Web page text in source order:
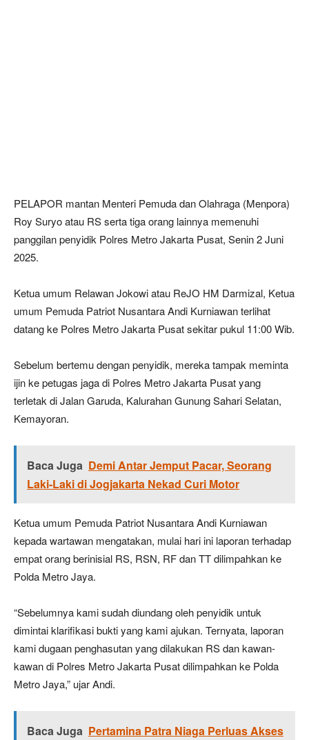
PELAPOR mantan Menteri Pemuda dan Olahraga (Menpora)
Roy Suryo atau RS serta tiga orang lainnya memenuhi
panggilan penyidik Polres Metro Jakarta Pusat, Senin 2 Juni
2025.
Ketua umum Relawan Jokowi atau ReJO HM Darmizal, Ketua
umum Pemuda Patriot Nusantara Andi Kurniawan terlihat
datang ke Polres Metro Jakarta Pusat sekitar pukul 11:00 Wib.
Sebelum bertemu dengan penyidik, mereka tampak meminta
ijin ke petugas jaga di Polres Metro Jakarta Pusat yang
terletak di Jalan Garuda, Kalurahan Gunung Sahari Selatan,
Kemayoran.
Baca Juga Demi Antar Jemput Pacar, Seorang
Laki-Laki di Jogjakarta Nekad Curi Motor
Ketua umum Pemuda Patriot Nusantara Andi Kurniawan
kepada wartawan mengatakan, mulai hari ini laporan terhadap
empat orang berinisial RS, RSN, RF dan TT dilimpahkan ke
Polda Metro Jaya.
“Sebelumnya kami sudah diundang oleh penyidik untuk
dimintai klarifikasi bukti yang kami ajukan. Ternyata, laporan
kami dugaan penghasutan yang dilakukan RS dan kawan-
kawan di Polres Metro Jakarta Pusat dilimpahkan ke Polda
Metro Jaya,” ujar Andi.
Baca Juga Pertamina Patra Niaga Perluas Akses